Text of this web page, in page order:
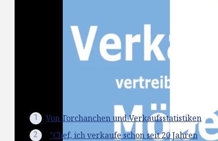
Wenn Sie mehr darüber wissen wollen, was und
wie Sie messen können, um Ihren Verkauf zu
optimieren, lesen Sie folgende Artikel:
Von Torchanchen und Verkaufsstatistiken
"Chef, ich verkaufe schon seit 20 Jahren